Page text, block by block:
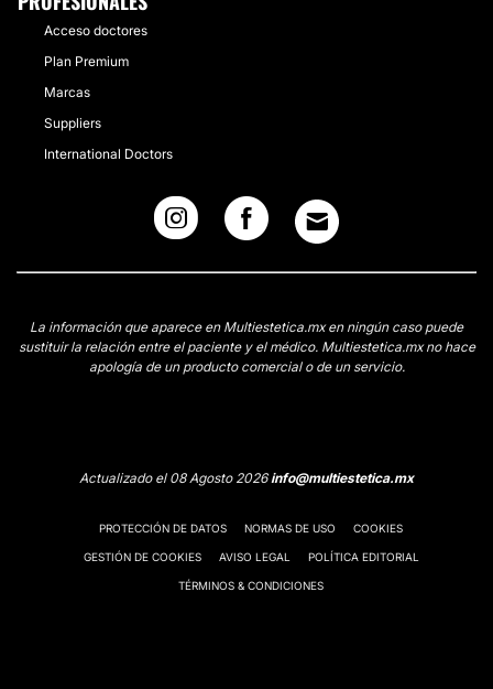
Acceso doctores
Plan Premium
Marcas
Suppliers
International Doctors
La información que aparece en Multiestetica.mx en ningún caso puede
sustituir la relación entre el paciente y el médico. Multiestetica.mx no hace
apología de un producto comercial o de un servicio.
Actualizado el 08 Agosto 2026info@multiestetica.mx
PROTECCIÓN DE DATOS NORMAS DE USO COOKIES
GESTIÓN DE COOKIES AVISO LEGAL POLÍTICA EDITORIAL
TÉRMINOS & CONDICIONES